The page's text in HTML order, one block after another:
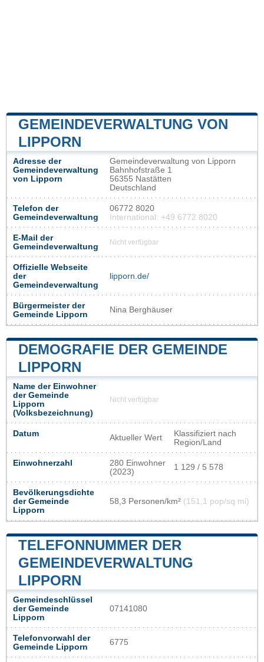
GEMEINDEVERWALTUNG VON
LIPPORN
Adresse der
Gemeindeverwaltung
von Lipporn
Gemeindeverwaltung von Lipporn
Bahnhofstraße 1
56355 Nastätten
Deutschland
Telefon der
Gemeindeverwaltung
06772 8020
International: +49 6772 8020
E-Mail der
Gemeindeverwaltung
Nicht verfügbar
Offizielle Webseite
der
Gemeindeverwaltung
lipporn.de/
Bürgermeister der
Gemeinde Lipporn
Nina Berghäuser
DEMOGRAFIE DER GEMEINDE
LIPPORN
Name der Einwohner
der Gemeinde
Lipporn
(Volksbezeichnung)
Nicht verfügbar
Datum Aktueller Wert
Klassifiziert nach
Region/Land
Einwohnerzahl
280 Einwohner
(2023)
1 129 / 5 578
Bevölkerungsdichte
der Gemeinde
Lipporn
58,3 Personen/km² (151,1 pop/sq mi)
TELEFONNUMMER DER
GEMEINDEVERWALTUNG
LIPPORN
Gemeindeschlüssel
der Gemeinde
Lipporn
07141080
Telefonvorwahl der
Gemeinde Lipporn
6775